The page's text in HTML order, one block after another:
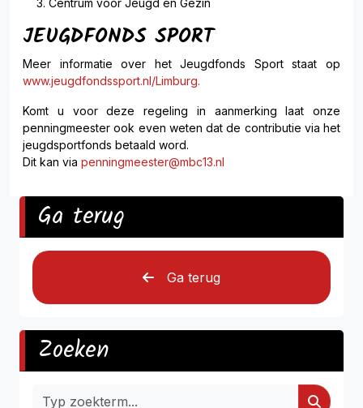
Centrum voor Jeugd en Gezin
JEUGDFONDS SPORT
Meer informatie over het Jeugdfonds Sport staat op
www.jeugdfondssport.nl/Limburg.
Komt u voor deze regeling in aanmerking laat onze
penningmeester ook even weten dat de contributie via het
jeugdsportfonds betaald word.
Dit kan via penningmeester@mbc13.nl
Ga terug
Ga terug
Zoeken